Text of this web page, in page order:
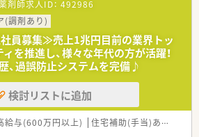
社だからこそ活躍できるキャリアパスが多
ています。
エリアマネジャーや営業部長等のマネジメン
増えます。
門性を活かせるスペシャリストを目指すこ
理部門や商品部門等の本社スタッフなど活動領
。
々増加しており、在宅医療へもしっかりと関
。
剤師求人ID： 492986
(調剤あり)
社員募集≫売上1兆円目前の業界トッ
を推進し、様々な年代の方が活躍！
、過誤防止システムを完備♪
検討リストに追加
給与(600万円以上) 住宅補助(手当)あり